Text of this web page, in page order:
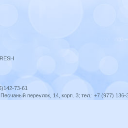
73-61
переулок, 14, корп. 3; тел.: +7 (977) 136-